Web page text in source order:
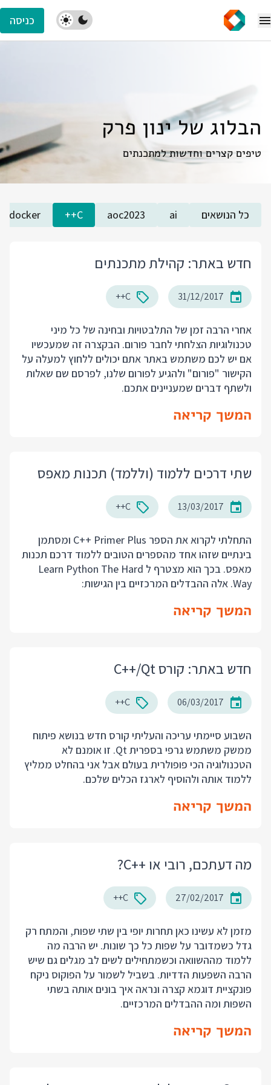
כניסה
הבלוג של ינון פרק
טיפים קצרים וחדשות למתכנתים
כל הנושאים ai
aoc2023
C++
docker
חדש באתר: קהילת מתכנתים
31/12/2017
C++
אחרי הרבה זמן של התלבטויות ובחינה של כל מיני
טכנולוגיות הצלחתי לחבר פורום. הבקצרה זה שמעכשיו
אם יש לכם משתמש באתר אתם יכולים ללחוץ למעלה על
הקישור "פורום" ולהגיע לפורום שלנו, לפרסם שם שאלות
ולשתף דברים שמעניינים אתכם.
המשך קריאה
שתי דרכים ללמוד (וללמד) תכנות מאפס
13/03/2017
C++
התחלתי לקרוא את הספר C++ Primer Plus ומסתמן
בינתיים שזהו אחד מהספרים הטובים ללמוד דרכם תכנות
מאפס. בכך הוא מצטרף ל Learn Python The Hard
Way. אלה ההבדלים המרכזיים בין הגישות:
המשך קריאה
חדש באתר: קורס C++/Qt
06/03/2017
C++
השבוע סיימתי עריכה והעליתי קורס חדש בנושא פיתוח
ממשק משתמש גרפי בספרית Qt. זו אומנם לא
הטכנולוגיה הכי פופולרית בעולם אבל אני בהחלט ממליץ
ללמוד אותה ולהוסיף לארגז הכלים שלכם.
המשך קריאה
מה דעתכם, רובי או ++C?
27/02/2017
C++
מזמן לא עשינו כאן תחרות יופי בין שתי שפות, והמתח רק
גדל כשמדובר על שפות כל כך שונות. יש הרבה מה
ללמוד מההשוואה וכשמתחילים לשים לב מגלים גם שיש
הרבה השפעות הדדיות. בשביל לשמור על הפוקוס ניקח
פונקציית דוגמא קצרה ונראה איך בונים אותה בשתי
השפות ומה ההבדלים המרכזיים.
המשך קריאה